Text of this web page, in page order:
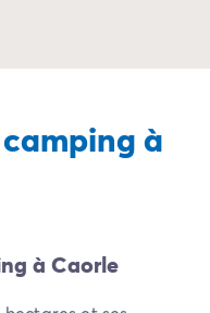
à
à Caorle